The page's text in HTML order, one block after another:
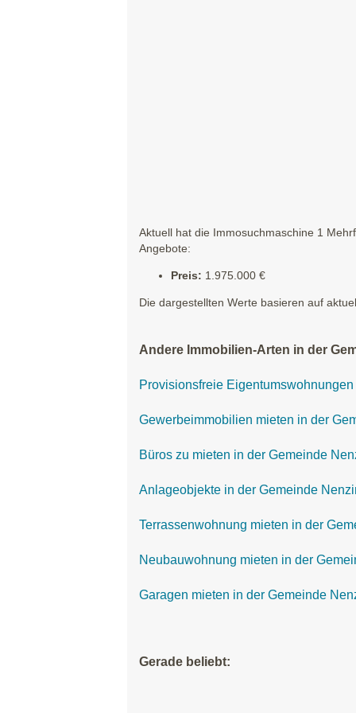
Aktuell hat die Immosuchmaschine 1
Angebote:
Preis: 1.975.000 €
Die dargestellten Werte basieren auf
Andere Immobilien-Arten in der
Provisionsfreie
Gewerbeimmobilien mieten in der
Büros zu mieten in der Gemeinde
Anlageobjekte in der Gemeinde
Terrassenwohnung mieten in der
Neubauwohnung mieten in der
Garagen mieten in der Gemeinde
Gerade beliebt: